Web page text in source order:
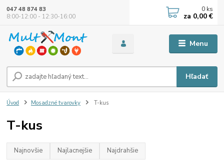
Menu
Hľadať
047 48 874 83
8:00-12:00 - 12:30-16:00
0 ks
za 0,00 €
Úvod Mosadzné tvarovky T-kus
T-kus
Najnovšie Najlacnejšie Najdrahšie